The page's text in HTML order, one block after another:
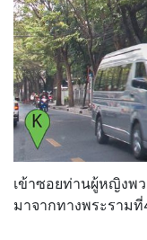
เข้าซอยท่านผู้หญิงพ
มาจากทางพระรามที่